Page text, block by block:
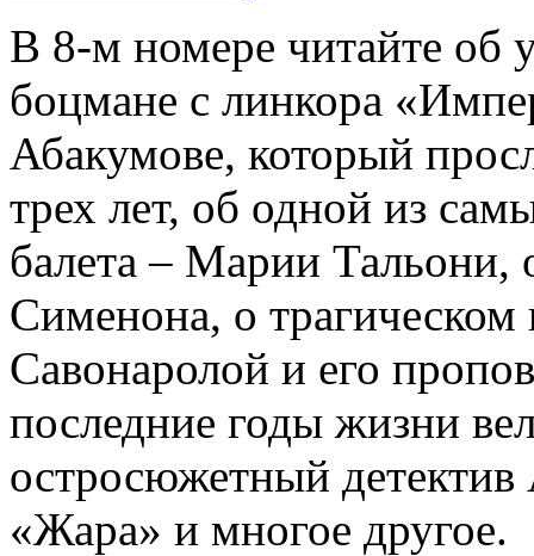
В 8-м номере читайте об
боцмане с линкора
Абакумове, который
трех лет, об одной из
балета – Марии
Сименона, о трагическом
Савонаролой и его
последние годы жизни
остросюжетный детектив
«Жара» и многое другое.